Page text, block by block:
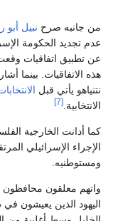
من جانبه صرح نبيل أبو
عدم تجديد الحكومة
عن تطبيق اتفاقيات
هذه الاتفاقيات. بينما
نتنياهو يأتي قبل
الانتخابية.[7]
كما أدانت الخارجية
الإجراء الإسرائيلي
ومستوطنيه.
واتهم معلقون محافظون
اليهود الذين يعيشون